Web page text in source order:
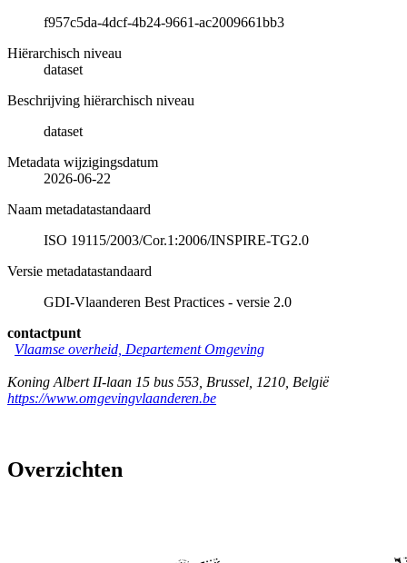
f957c5da-4dcf-4b24-9661-ac2009661bb3
Hiërarchisch niveau
dataset
Beschrijving hiërarchisch niveau
dataset
Metadata wijzigingsdatum
2026-06-22
Naam metadatastandaard
ISO 19115/2003/Cor.1:2006/INSPIRE-TG2.0
Versie metadatastandaard
GDI-Vlaanderen Best Practices - versie 2.0
contactpunt
Vlaamse overheid, Departement Omgeving
Koning Albert II-laan 15 bus 553 Brussel 1210 België
https://www.omgevingvlaanderen.be
Overzichten